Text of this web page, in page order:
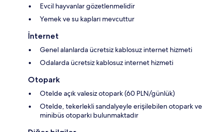
Evcil hayvanlar gözetlenmelidir
Yemek ve su kapları mevcuttur
İnternet
Genel alanlarda ücretsiz kablosuz internet hizmeti
Odalarda ücretsiz kablosuz internet hizmeti
Otopark
Otelde açık valesiz otopark (60 PLN/günlük)
Otelde, tekerlekli sandalyeyle erişilebilen otopark ve
minibüs otoparkı bulunmaktadır